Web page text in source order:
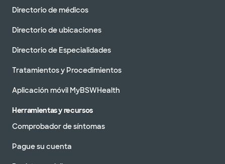
Directorio de médicos
Directorio de ubicaciones
Directorio de Especialidades
Tratamientos y Procedimientos
Aplicación móvil MyBSWHealth
Herramientas y recursos
Comprobador de síntomas
Pague su cuenta